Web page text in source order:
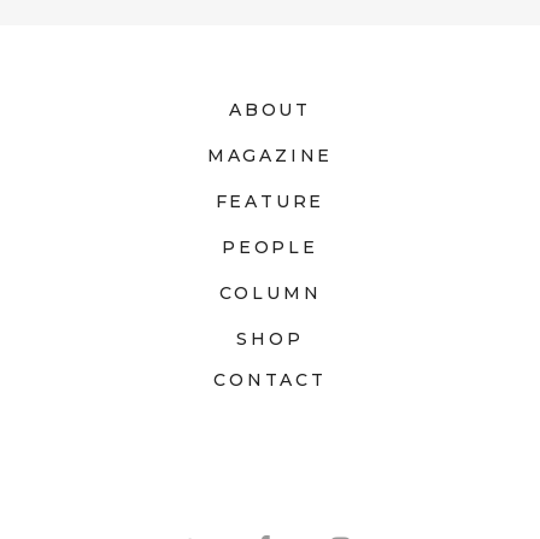
ABOUT
MAGAZINE
FEATURE
PEOPLE
COLUMN
SHOP
CONTACT